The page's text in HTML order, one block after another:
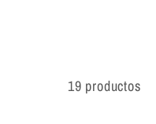
19 productos